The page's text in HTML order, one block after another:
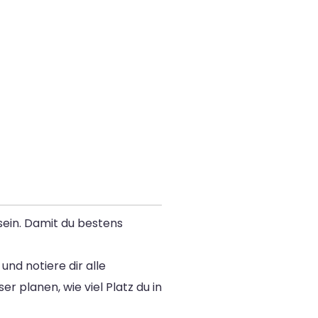
Damit du bestens
notiere dir alle
planen, wie viel Platz du in